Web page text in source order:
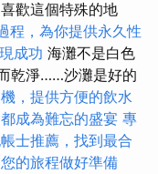
歡這個特殊的地
程，為你提供永久性
成功 海灘不是白色
乾淨……沙灘是好的
，提供方便的飲水
成為難忘的盛宴 專
士推薦，找到最合
的旅程做好準備